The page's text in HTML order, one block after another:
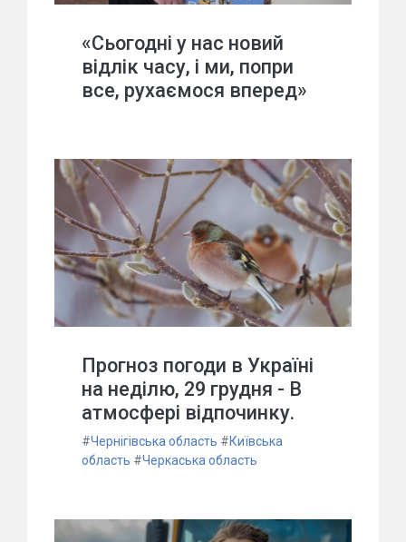
«Сьогодні у нас новий
відлік часу, і ми, попри
все, рухаємося вперед»
Прогноз погоди в Україні
на неділю, 29 грудня - В
атмосфері відпочинку.
#Чернігівська область #Київська
область #Черкаська область